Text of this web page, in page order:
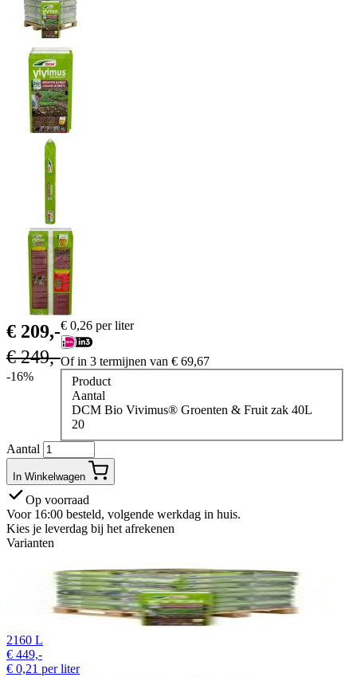
€ 209,-
€249,-
-16%
€ 0,26 per liter
Of in 3 termijnen van € 69,67
Product
Aantal
DCM Bio Vivimus® Groenten & Fruit zak 40L
20
Aantal
In Winkelwagen
Op voorraad
Voor 16:00 besteld, volgende werkdag in huis.
Kies je leverdag bij het afrekenen
Varianten
2160 L
€ 449,-
€ 0,21 per liter